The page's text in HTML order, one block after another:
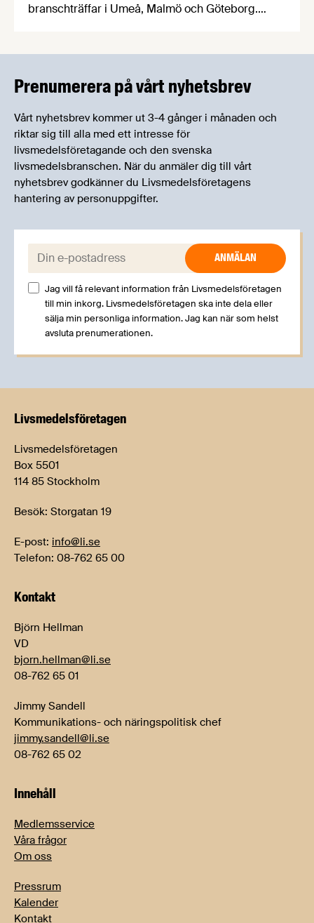
branschträffar i Umeå, Malmö och Göteborg.
kan träffa branschkollegor och utbyta
Prenumerera på vårt nyhetsbrev
Vårt nyhetsbrev kommer ut 3-4 gånger i månaden och
riktar sig till alla med ett intresse för
livsmedelsföretagande och den svenska
livsmedelsbranschen. När du anmäler dig till vårt
nyhetsbrev godkänner du Livsmedelsföretagens
hantering av personuppgifter.
E-post:
Jag vill få relevant information från Livsmedelsföretagen
till min inkorg. Livsmedelsföretagen ska inte dela eller
sälja min personliga information. Jag kan när som helst
avsluta prenumerationen.
Livsmedels­företagen
Livsmedelsföretagen
Box 5501
114 85 Stockholm
Besök: Storgatan 19
E-post: info@li.se
Telefon: 08-762 65 00
Kontakt
Björn Hellman
VD
bjorn.hellman@li.se
08-762 65 01
Jimmy Sandell
Kommunikations- och näringspolitisk chef
jimmy.sandell@li.se
08-762 65 02
Innehåll
Medlemsservice
Våra frågor
Om oss
Pressrum
Kalender
Kontakt